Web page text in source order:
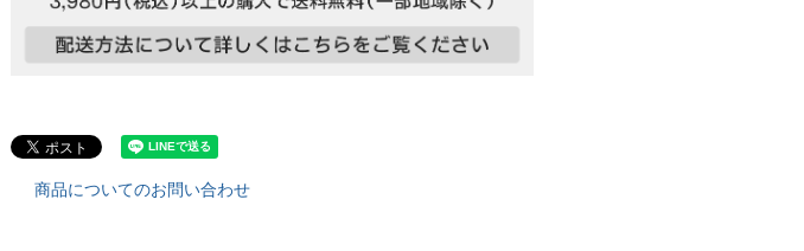
商品についてのお問い合わせ